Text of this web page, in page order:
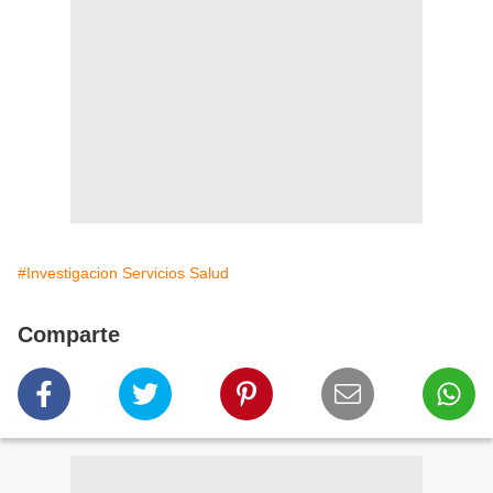
#Investigacion Servicios Salud
Comparte